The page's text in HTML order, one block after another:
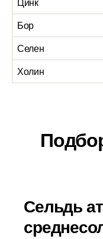
Бор
Селен
Холин
Сельдь